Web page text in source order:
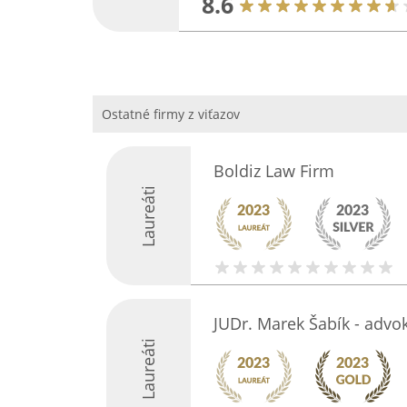
Ostatné firmy z viťazov
Laureáti
Boldiz Law Firm
Laureáti
JUDr. Marek Šabík -